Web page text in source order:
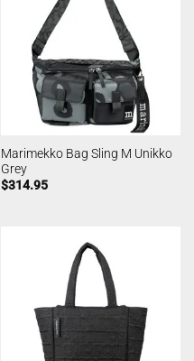
Marimekko Bag Sling M Unikko
Grey
$314.95